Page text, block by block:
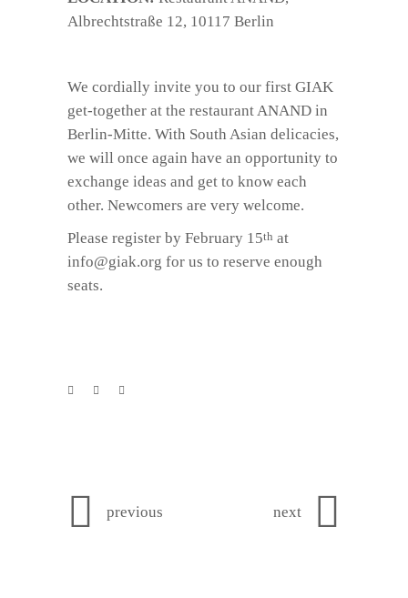
Albrechtstraße 12, 10117 Berlin
We cordially invite you to our first GIAK
get-together at the restaurant ANAND in
Berlin-Mitte. With South Asian delicacies,
we will once again have an opportunity to
exchange ideas and get to know each
other. Newcomers are very welcome.
Please register by February 15th at
info@giak.org for us to reserve enough
seats.
previous next